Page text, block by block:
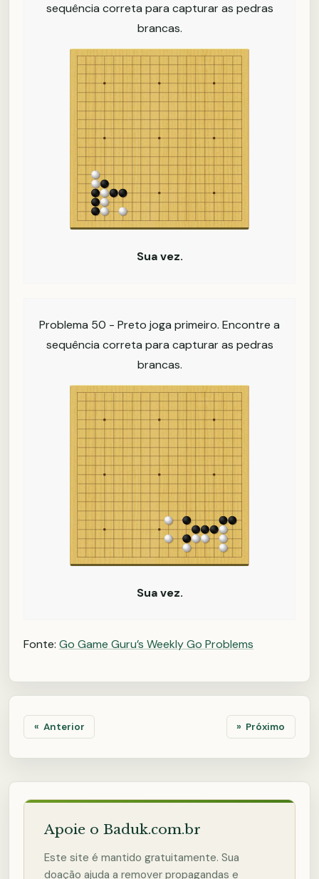
sequência correta para capturar as pedras
brancas.
Sua vez.
Problema 50 - Preto joga primeiro. Encontre a
sequência correta para capturar as pedras
brancas.
Sua vez.
Fonte: Go Game Guru’s Weekly Go Problems
Anterior Próximo
Apoie o Baduk.com.br
Este site é mantido gratuitamente. Sua
doação ajuda a remover propagandas e